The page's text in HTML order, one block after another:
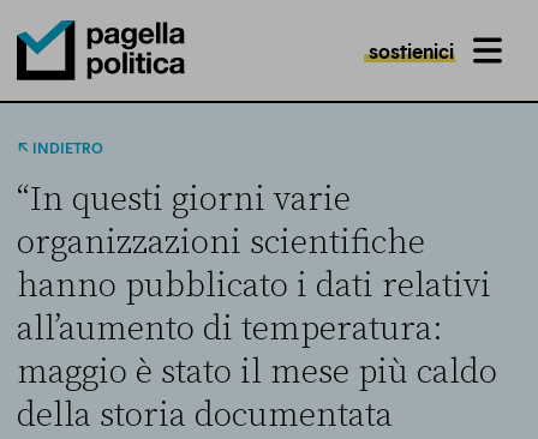
Pagella Politica Logo
sostienici MENU
INDIETRO
“In questi giorni varie
organizzazioni scientifiche
hanno pubblicato i dati relativi
all’aumento di temperatura:
maggio è stato il mese più caldo
della storia documentata